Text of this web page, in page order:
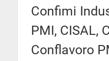
Confimi
PMI, CISAL,
Conflavoro